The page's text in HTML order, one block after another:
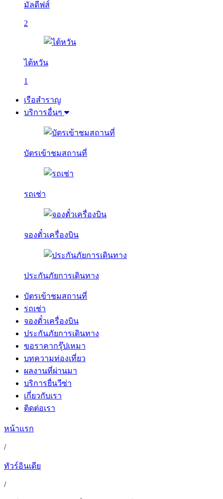
มัลดีฟส์
2
ไต้หวัน
1
เรือสำราญ
บริการอื่นๆ
บัตรเข้าชมสถานที่
รถเช่า
จองตั๋วเครื่องบิน
ประกันภัยการเดินทาง
บัตรเข้าชมสถานที่
รถเช่า
จองตั๋วเครื่องบิน
ประกันภัยการเดินทาง
ขอราคากรุ๊ปเหมา
บทความท่องเที่ยว
ผลงานที่ผ่านมา
บริการยื่นวีซ่า
เกี่ยวกับเรา
ติดต่อเรา
หน้าแรก
/
ทัวร์อินเดีย
/